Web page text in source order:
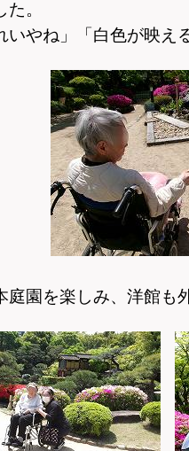
。
いやね」「白色が映え
庭園を楽しみ、洋館も